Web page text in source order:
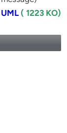
UML( 1223 KO)